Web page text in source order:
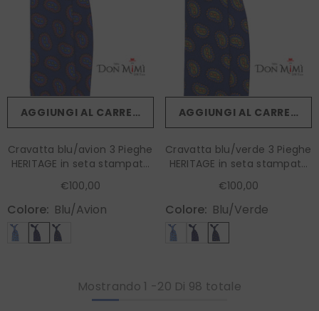
AGGIUNGI AL CARRELLO
Cravatta blu/avion 3 Pieghe
HERITAGE in seta stampata
€100,00
Colore: Blu/avion
AGGIUNGI AL CARRELLO
Cravatta blu/verde 3 Pieghe
HERITAGE in seta stampata
€100,00
Colore: Blu/verde
Mostrando 1 -20 Di 98 totale